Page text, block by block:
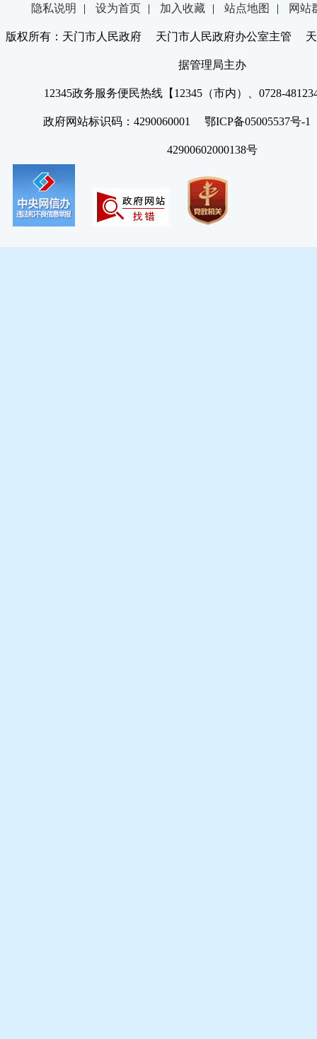
隐私说明 | 设为首页 | 加入收藏 | 站点地图 | 网站
版权所有：天门市人民政府 天门市人民政府办公室主管 天
据管理局主办
12345政务服务便民热线【12345（市内）、0728-
政府网站标识码：4290060001 鄂ICP备05005537号
42900602000138号